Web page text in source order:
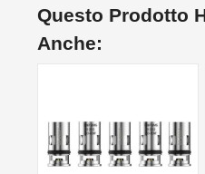
Questo Prodotto
Anche: